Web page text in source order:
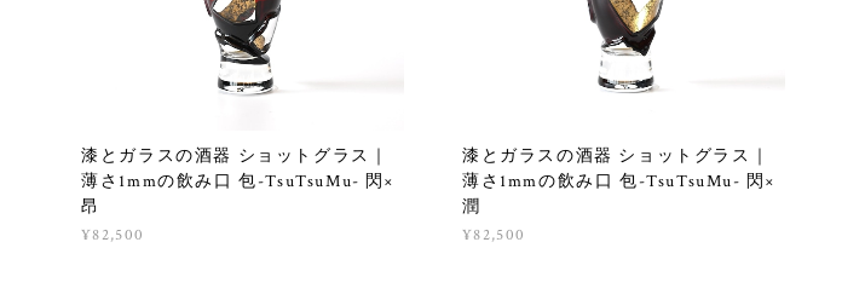
漆とガラスの酒器 ショットグラス｜
薄さ1mmの飲み口 包-TsuTsuMu- 閃×
昂
¥82,500
漆とガラスの酒器 ショットグラス｜
薄さ1mmの飲み口 包-TsuTsuMu- 閃×
潤
¥82,500